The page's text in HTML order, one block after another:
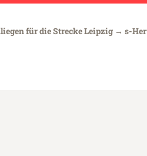
für die Strecke Leipzig → s-